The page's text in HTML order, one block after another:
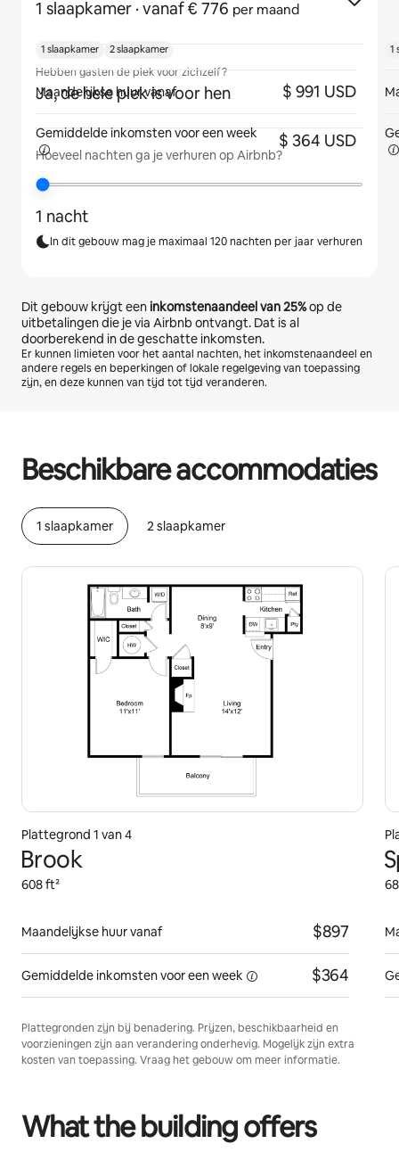
1 slaapkamer · vanaf € 776 per maand
Hebben gasten de plek voor zichzelf?
Ja, de hele plek is voor hen
Hoeveel nachten ga je verhuren op Airbnb?
1 nacht
In dit gebouw mag je maximaal 120 nachten per jaar verhuren
Dit gebouw krijgt eeninkomstenaandeel van25%op de
uitbetalingen die je via Airbnb ontvangt. Dat is al
doorberekend in de geschatte inkomsten.
Er kunnen limieten voor het aantal nachten, het inkomstenaandeel en
andere regels en beperkingen of lokale regelgeving van toepassing
zijn, en deze kunnen van tijd tot tijd veranderen.
Beschikbare accommodaties
1 slaapkamer 2 slaapkamer
Plattegrond 1 van 4
Brook
608 ft²
Maandelijkse huur vanaf $897
Gemiddelde inkomsten vooreen week $364
Plattegronden zijn bij benadering. Prijzen, beschikbaarheid en
voorzieningen zijn aan verandering onderhevig. Mogelijk zijn extra
kosten van toepassing. Vraag het gebouw om meer informatie.
What the building offers
1 slaapkamer 2 slaapkamer
Maandelijkse huur vanaf $ 991 USD
Gemiddelde inkomsten vooreen week $ 364 USD
1